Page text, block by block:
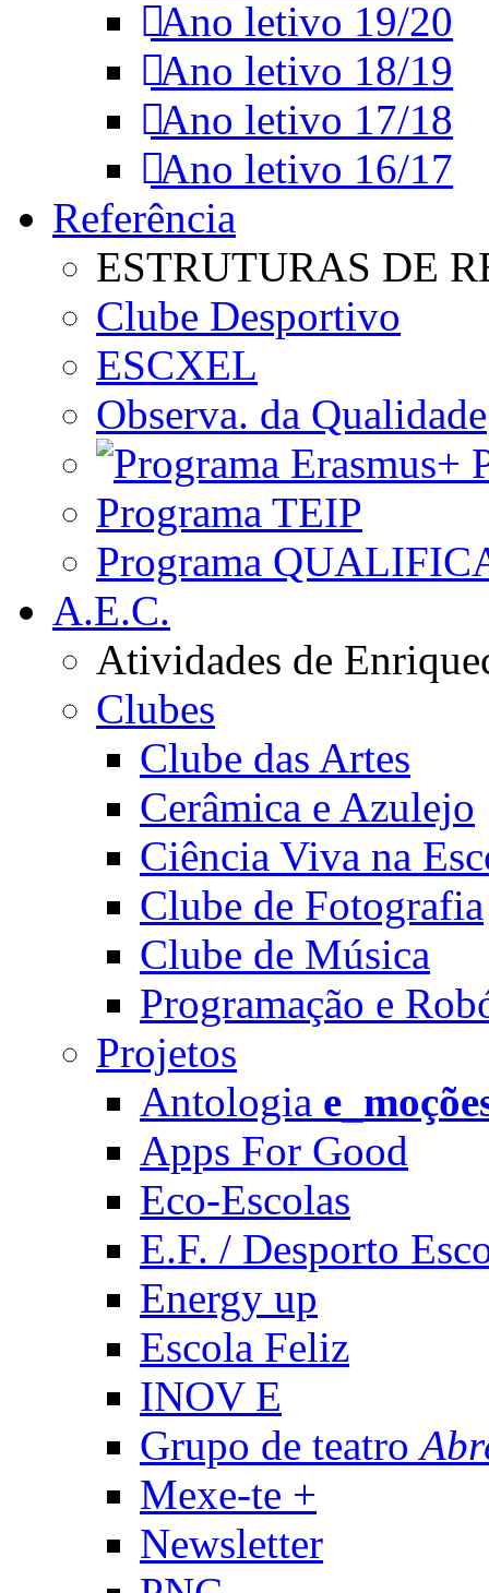
Ano letivo 19/20
Ano letivo 18/19
Ano letivo 17/18
Ano letivo 16/17
Referência
ESTRUTURAS DE
Clube Desportivo
ESCXEL
Observa. da Qualidade
Programa TEIP
Programa
A.E.C.
Atividades de
Clubes
Clube das Artes
Cerâmica e Azulejo
Ciência Viva na
Clube de Fotografia
Clube de Música
Programação e
Projetos
Antologia
Apps For Good
Eco-Escolas
E.F. / Desporto
Energy up
Escola Feliz
INOV E
Grupo de teatro
Mexe-te +
Newsletter